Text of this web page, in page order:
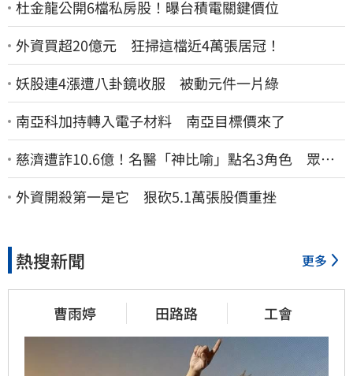
杜金龍公開6檔私房股！曝台積電關鍵價位
外資買超20億元 狂掃這檔近4萬張居冠！
妖股連4漲遭八卦鏡收服 被動元件一片綠
南亞科加持轉入電子材料 南亞目標價來了
慈濟遭詐10.6億！名醫「神比喻」點名3角色 眾人
一看秒懂讚：好傳神
外資開殺第一是它 狠砍5.1萬張股價重挫
熱搜新聞 更多
曹雨婷 田路路 工會